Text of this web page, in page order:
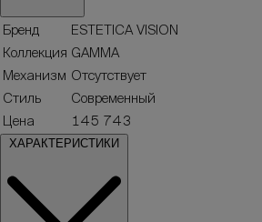
Бренд
ESTETICA VISION
Коллекция GAMMA
Механизм Отсутствует
Стиль
Современный
Цена
145 743
ХАРАКТЕРИСТИКИ